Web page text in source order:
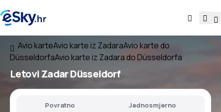
Avio karteAvio karte iz ZadaraAvio karte do
DüsseldorfaAvio karte iz Zadara do Düsseldorfa
LetoviZadar Düsseldorf
Povratno Jednosmjerno